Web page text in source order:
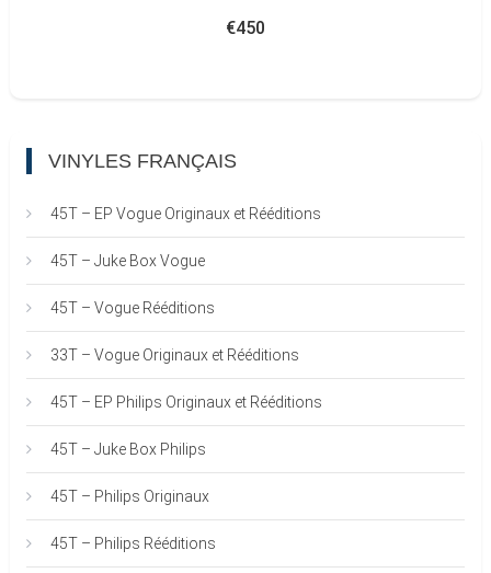
€450
VINYLES FRANÇAIS
45T – EP Vogue Originaux et Rééditions
45T – Juke Box Vogue
45T – Vogue Rééditions
33T – Vogue Originaux et Rééditions
45T – EP Philips Originaux et Rééditions
45T – Juke Box Philips
45T – Philips Originaux
45T – Philips Rééditions